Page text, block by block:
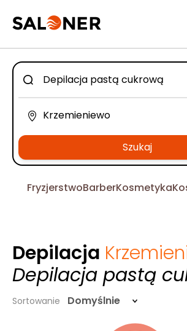
Szukaj
FryzjerstwoBarberKosmetyka
Depilacja
Depilacja pastą
Sortowanie Domyślnie